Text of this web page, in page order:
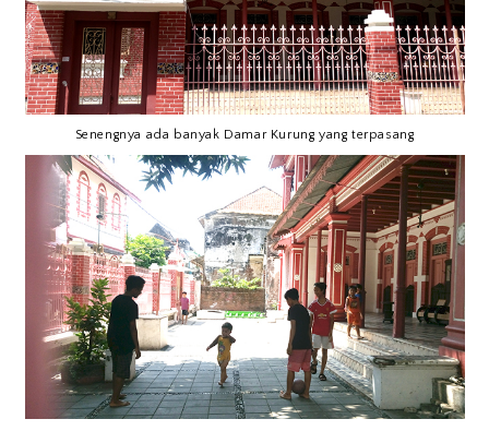
Senengnya ada banyak Damar Kurung yang terpasang